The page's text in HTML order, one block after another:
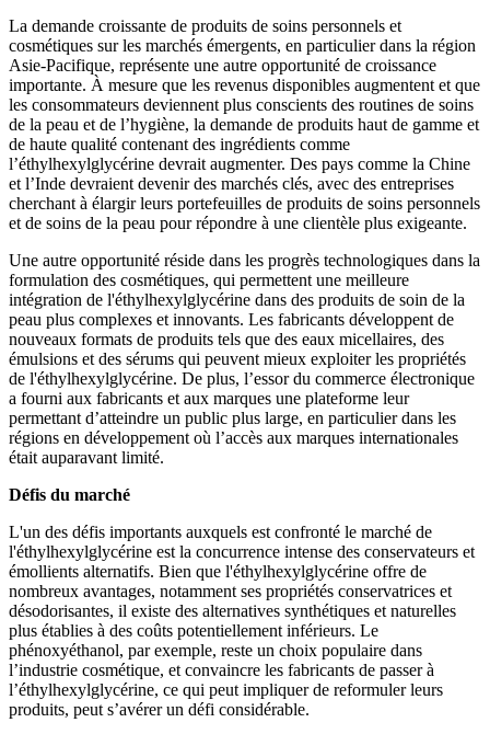
La demande croissante de produits de soins personnels et
cosmétiques sur les marchés émergents, en particulier dans la région
Asie-Pacifique, représente une autre opportunité de croissance
importante. À mesure que les revenus disponibles augmentent et que
les consommateurs deviennent plus conscients des routines de soins
de la peau et de l’hygiène, la demande de produits haut de gamme et
de haute qualité contenant des ingrédients comme
l’éthylhexylglycérine devrait augmenter. Des pays comme la Chine
et l’Inde devraient devenir des marchés clés, avec des entreprises
cherchant à élargir leurs portefeuilles de produits de soins personnels
et de soins de la peau pour répondre à une clientèle plus exigeante.
Une autre opportunité réside dans les progrès technologiques dans la
formulation des cosmétiques, qui permettent une meilleure
intégration de l'éthylhexylglycérine dans des produits de soin de la
peau plus complexes et innovants. Les fabricants développent de
nouveaux formats de produits tels que des eaux micellaires, des
émulsions et des sérums qui peuvent mieux exploiter les propriétés
de l'éthylhexylglycérine. De plus, l’essor du commerce électronique
a fourni aux fabricants et aux marques une plateforme leur
permettant d’atteindre un public plus large, en particulier dans les
régions en développement où l’accès aux marques internationales
était auparavant limité.
Défis du marché
L'un des défis importants auxquels est confronté le marché de
l'éthylhexylglycérine est la concurrence intense des conservateurs et
émollients alternatifs. Bien que l'éthylhexylglycérine offre de
nombreux avantages, notamment ses propriétés conservatrices et
désodorisantes, il existe des alternatives synthétiques et naturelles
plus établies à des coûts potentiellement inférieurs. Le
phénoxyéthanol, par exemple, reste un choix populaire dans
l’industrie cosmétique, et convaincre les fabricants de passer à
l’éthylhexylglycérine, ce qui peut impliquer de reformuler leurs
produits, peut s’avérer un défi considérable.